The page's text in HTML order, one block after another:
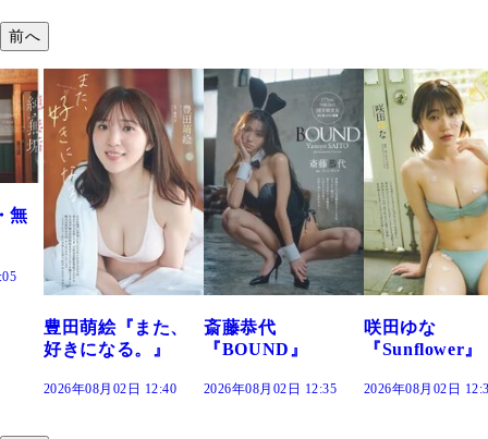
前へ
斎藤恭代
『BOUND』
2026年08月02日 12:35
咲田ゆな
『Sunflower』
2026年08月02日 12:30
藤水咲桜『花
だまり』
2026年08月02日